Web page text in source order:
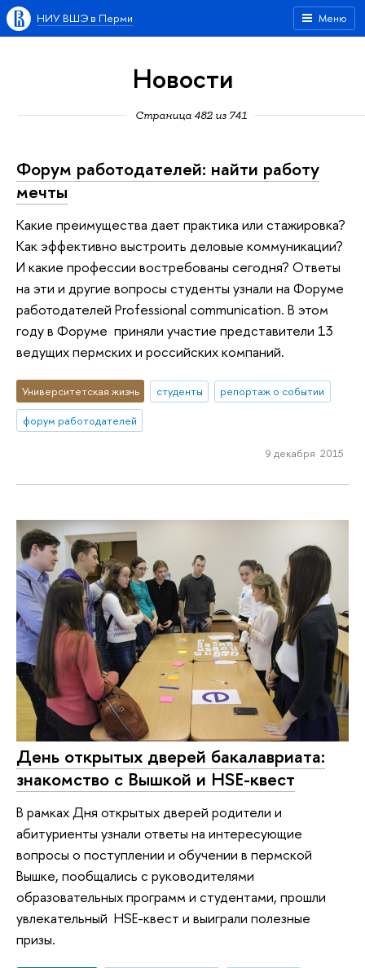
Меню
НИУ ВШЭ в Перми
Новости
Страница 482 из 741
Форум работодателей: найти работу
мечты
Какие преимущества дает практика или стажировка?
Как эффективно выстроить деловые коммуникации?
И какие профессии востребованы сегодня? Ответы
на эти и другие вопросы студенты узнали на Форуме
работодателей Professional communication. В этом
году в Форуме приняли участие представители 13
ведущих пермских и российских компаний.
Университетская жизнь студенты
репортаж о событии
форум работодателей
9 декабря 2015
День открытых дверей бакалавриата:
знакомство с Вышкой и HSE-квест
В рамках Дня открытых дверей родители и
абитуриенты узнали ответы на интересующие
вопросы о поступлении и обучении в пермской
Вышке, пообщались с руководителями
образовательных программ и студентами, прошли
увлекательный HSE-квест и выиграли полезные
призы.